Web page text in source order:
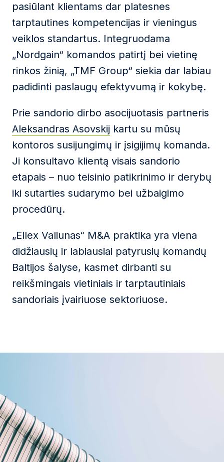
pasiūlant klientams dar platesnes
tarptautines kompetencijas ir vieningus
veiklos standartus. Integruodama
„Nordgain“ komandos patirtį bei vietinę
rinkos žinią, „TMF Group“ siekia dar labiau
padidinti paslaugų efektyvumą ir kokybę.
Prie sandorio dirbo asocijuotasis partneris
Aleksandras Asovskij kartu su mūsų
kontoros susijungimų ir įsigijimų komanda.
Ji konsultavo klientą visais sandorio
etapais – nuo teisinio patikrinimo ir derybų
iki sutarties sudarymo bei užbaigimo
procedūrų.
„Ellex Valiunas“ M&A praktika yra viena
didžiausių ir labiausiai patyrusių komandų
Baltijos šalyse, kasmet dirbanti su
reikšmingais vietiniais ir tarptautiniais
sandoriais įvairiuose sektoriuose.